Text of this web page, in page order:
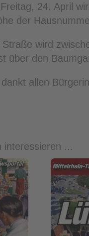
24. April
der
Straße wird
über den
allen
interessieren ...